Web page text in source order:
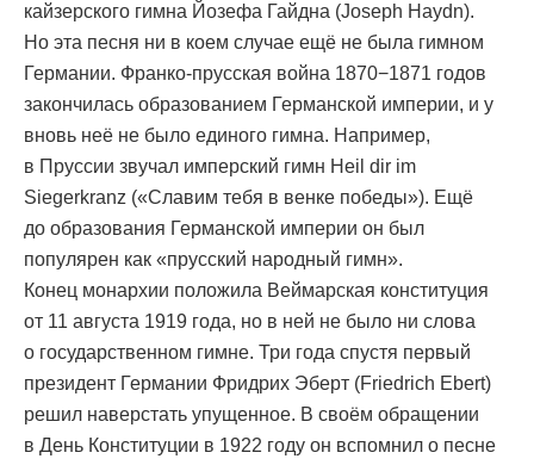
кайзерского гимна Йозефа Гайдна (Joseph Haydn).
Но эта песня ни в коем случае ещё не была гимном
Германии. Франко-прусская война 1870−1871 годов
закончилась образованием Германской империи, и у
вновь неё не было единого гимна. Например,
в Пруссии звучал имперский гимн Heil dir im
Siegerkranz («Славим тебя в венке победы»). Ещё
до образования Германской империи он был
популярен как «прусский народный гимн».
Конец монархии положила Веймарская конституция
от 11 августа 1919 года, но в ней не было ни слова
о государственном гимне. Три года спустя первый
президент Германии Фридрих Эберт (Friedrich Ebert)
решил наверстать упущенное. В своём обращении
в День Конституции в 1922 году он вспомнил о песне